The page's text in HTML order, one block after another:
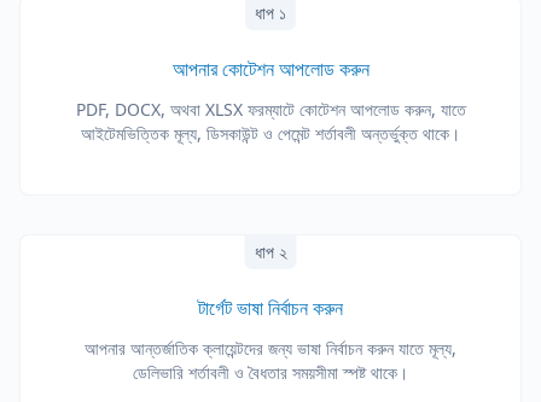
ধাপ ১
আপনার কোটেশন আপলোড করুন
PDF, DOCX, অথবা XLSX ফরম্যাটে কোটেশন আপলোড করুন, যাতে
আইটেমভিত্তিক মূল্য, ডিসকাউন্ট ও পেমেন্ট শর্তাবলী অন্তর্ভুক্ত থাকে।
ধাপ ২
টার্গেট ভাষা নির্বাচন করুন
আপনার আন্তর্জাতিক ক্লায়েন্টদের জন্য ভাষা নির্বাচন করুন যাতে মূল্য,
ডেলিভারি শর্তাবলী ও বৈধতার সময়সীমা স্পষ্ট থাকে।